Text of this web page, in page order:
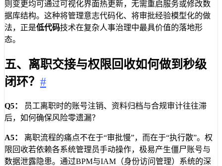
则变更均可通过可视化界面热更新，无需重启服务或修改数
据库结构。这种将管理意志代码化、将审批经验模型化的做
法，正是低代码技术在复杂人事治理中最具价值的落地形
态。
五、离职交接与权限回收如何做到秒级
闭环？ #
Q5：
员工离职时的账号注销、资料归档与合规审计往往滞
后，如何确保风险零遗漏？
A5：
离职流程的痛点不在于“审批慢”，而在于“执行散”。权
限回收若依赖各系统管理员手动操作，极易产生僵尸账号与
数据泄露隐患。通过BPM与IAM（身份访问管理）系统的深